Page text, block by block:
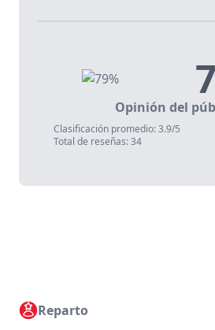
Opinión del
Clasificación promedio: 3.9/5
Total de reseñas: 34
Reparto